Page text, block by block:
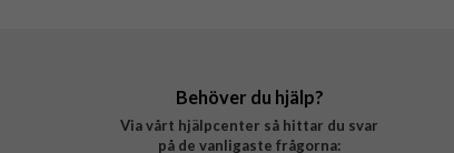
Behöver du hjälp?
Via vårt hjälpcenter så hittar du svar
på de vanligaste frågorna: